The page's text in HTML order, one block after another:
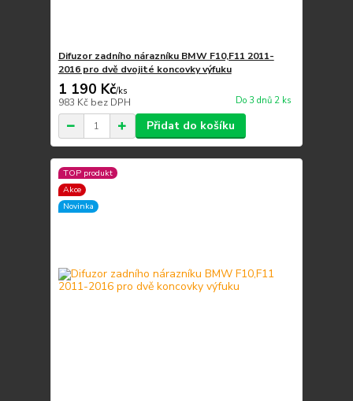
Difuzor zadního nárazníku BMW F10,F11 2011-
2016 pro dvě dvojité koncovky výfuku
1 190 Kč/ks
983 Kč bez DPH Do 3 dnů 2 ks
Přidat do košíku
TOP produkt
Akce
Novinka